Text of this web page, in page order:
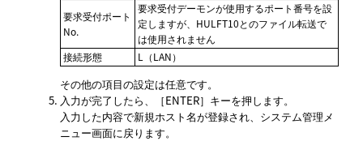
要求受付ポート
No.
要求受付デーモンが使用するポート番号を設
定しますが、HULFT10とのファイル転送で
は使用されません
接続形態
L（LAN）
その他の項目の設定は任意です。
入力が完了したら、
ENTER
キーを押します。
入力した内容で新規ホスト名が登録され、システム管理メ
ニュー画面に戻ります。